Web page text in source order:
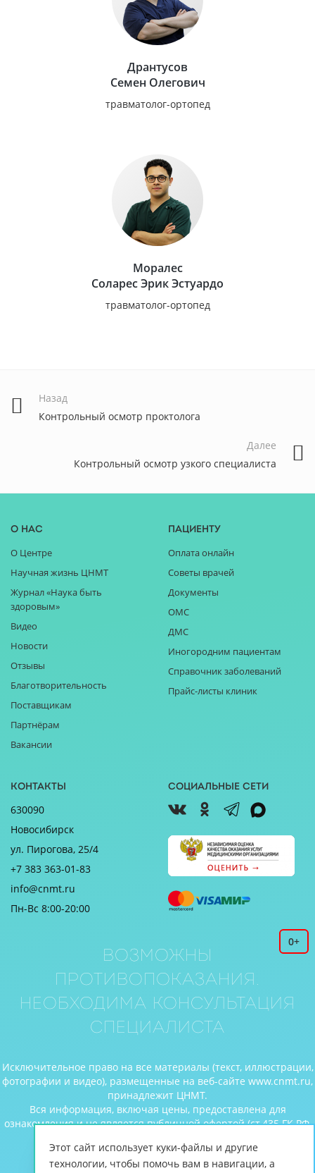
Дрантусов
Семен Олегович
травматолог-ортопед
Моралес
Соларес Эрик Эстуардо
травматолог-ортопед
Назад
Контрольный осмотр проктолога
Далее
Контрольный осмотр узкого специалиста
О нас
О Центре
Научная жизнь ЦНМТ
Журнал «Наука быть
здоровым»
Видео
Новости
Отзывы
Благотворительность
Поставщикам
Партнёрам
Вакансии
Пациенту
Оплата онлайн
Советы врачей
Документы
ОМС
ДМС
Иногородним пациентам
Справочник заболеваний
Прайс-листы клиник
Контакты
630090
Новосибирск
ул. Пирогова, 25/4
+7 383 363-01-83
info@cnmt.ru
Пн-Вс 8:00-20:00
Социальные сети
0+
Возможны
противопоказания.
Необходима консультация
специалиста
Исключительное право на все материалы (текст, иллюстрации,
фотографии и видео), размещенные на веб-сайте www.cnmt.ru,
принадлежит ЦНМТ.
Вся информация, включая цены, предоставлена для
ознакомления и не является публичной офертой (ст.435 ГК РФ,
© Центр новых медицинских технологий, 2026
Этот сайт использует куки-файлы и другие
технологии, чтобы помочь вам в навигации, а